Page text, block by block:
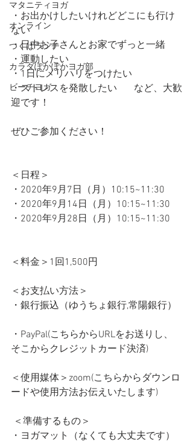
マタニティヨガ
オンライン
つくばランチ
カラダぽかぽかヨガ部
ビーチヨガ
・お出かけしたいけれどどこにも行け
ない
・日中お子さんとお家でずっと一緒
・運動したい
・1日にメリハリをつけたい
・ストレスを発散したい       など、大歓
迎です！
ぜひご参加ください！
＜日程＞
・2020年9月7日（月）10:15~11:30
・2020年9月14日（月）10:15~11:30
・2020年9月28日（月）10:15~11:30
＜料金＞1回1,500円
＜お支払い方法＞
・銀行振込（ゆうちょ銀行,常陽銀行）
・PayPal(こちらからURLをお送りし、
そこからクレジットカード決済)
＜使用媒体＞zoom(こちらからダウンロ
ードや使用方法お伝えいたします)
＜準備するもの＞
・ヨガマット（なくても大丈夫です）